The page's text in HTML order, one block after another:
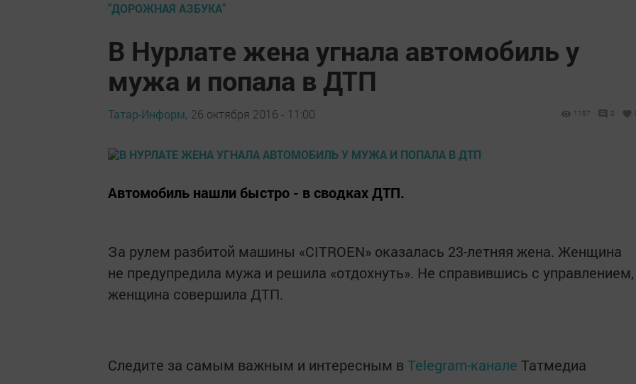
"ДОРОЖНАЯ АЗБУКА"
В Нурлате жена угнала автомобиль у
мужа и попала в ДТП
Татар-Информ, 26 октября 2016 - 11:00 1197 0
Автомобиль нашли быстро - в сводках ДТП.
За рулем разбитой машины «CIТROEN» оказалась 23-летняя жена. Женщина
не предупредила мужа и решила «отдохнуть». Не справившись с управлением,
женщина совершила ДТП.
Следите за самым важным и интересным в Telegram-канале Татмедиа